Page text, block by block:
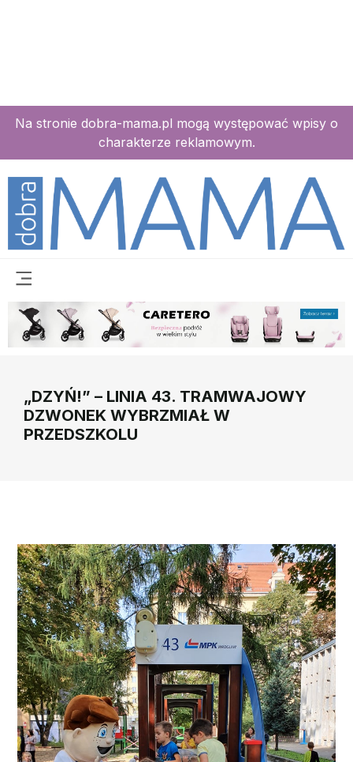
Na stronie dobra-mama.pl mogą występować wpisy o
charakterze reklamowym.
„DZYŃ!” – LINIA 43. TRAMWAJOWY
DZWONEK WYBRZMIAŁ W
PRZEDSZKOLU